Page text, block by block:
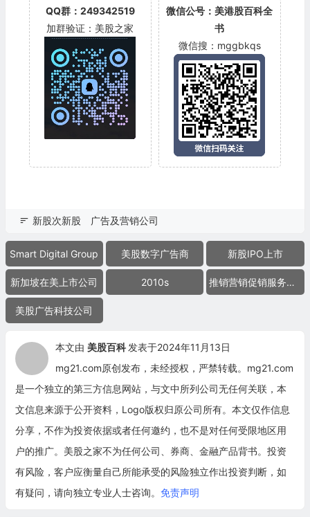
QQ群：249342519
加群验证：美股之家
微信公号：美港股百科全
书
微信搜：mggbkqs
新股次新股 广告及营销公司
Smart Digital Group 美股数字广告商 新股IPO上市
新加坡在美上市公司 2010s 推销营销促销服务公司
美股广告科技公司
本文由 美股百科 发表于2024年11月13日
mg21.com原创发布，未经授权，严禁转载。mg21.com
是一个独立的第三方信息网站，与文中所列公司无任何关联，本
文信息来源于公开资料，Logo版权归原公司所有。本文仅作信息
分享，不作为投资依据或者任何邀约，也不是对任何受限地区用
户的推广。美股之家不为任何公司、券商、金融产品背书。投资
有风险，客户应衡量自己所能承受的风险独立作出投资判断，如
有疑问，请向独立专业人士咨询。 免责声明